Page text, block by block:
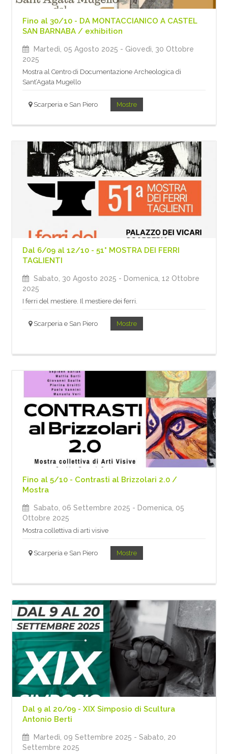
Fino al 30/10 - DA MONTACCIANICO A CASTEL
SAN BARNABA / exhibition
Martedì, 05 Agosto 2025 - Giovedì, 30 Ottobre
2025
Mostra al Centro di Documentazione Archeologica di
Sant’Agata Mugello
Scarperia e San Piero Mostre
Dal 6/09 al 12/10 - 51° MOSTRA DEI FERRI
TAGLIENTI
Sabato, 30 Agosto 2025 - Domenica, 12 Ottobre
2025
I ferri del mestiere. Il mestiere dei ferri.
Scarperia e San Piero Mostre
Fino al 5/10 - Contrasti al Brizzolari 2.0 /
Mostra
Sabato, 06 Settembre 2025 - Domenica, 05
Ottobre 2025
Mostra collettiva di arti visive
Scarperia e San Piero Mostre
Dal 9 al 20/09 - XIX Simposio di Scultura
Antonio Berti
Martedì, 09 Settembre 2025 - Sabato, 20
Settembre 2025